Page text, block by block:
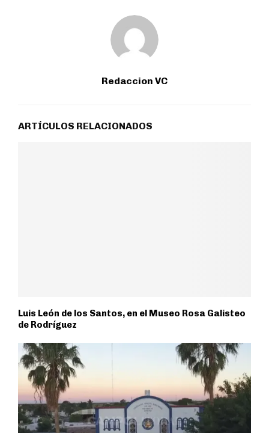
Redaccion VC
ARTÍCULOS RELACIONADOS
Luis León de los Santos, en el Museo Rosa Galisteo
de Rodríguez